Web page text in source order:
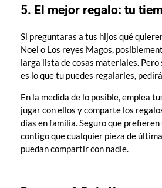
5. El mejor regalo: tu
Si preguntaras a tus hijos qué
Noel o Los reyes Magos,
larga lista de cosas materiales. Pero
es lo que tu puedes regalarles,
En la medida de lo posible, emplea
jugar con ellos y comparte los
días en familia. Seguro que prefieren
contigo que cualquier pieza de
puedan compartir con nadie.